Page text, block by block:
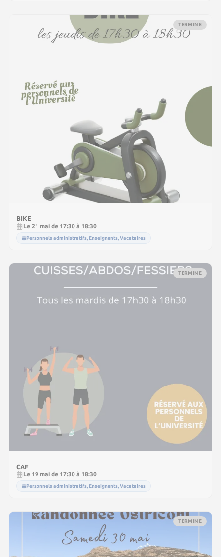
TERMINE
BIKE
Le 21 mai de 17:30 à 18:30
Personnels administratifs, Enseignants, Vacataires
TERMINE
CAF
Le 19 mai de 17:30 à 18:30
Personnels administratifs, Enseignants, Vacataires
TERMINE